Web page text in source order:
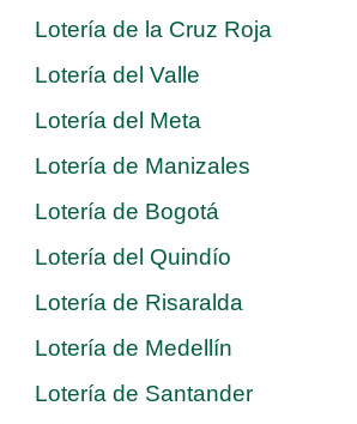
Lotería de la Cruz Roja
Lotería del Valle
Lotería del Meta
Lotería de Manizales
Lotería de Bogotá
Lotería del Quindío
Lotería de Risaralda
Lotería de Medellín
Lotería de Santander